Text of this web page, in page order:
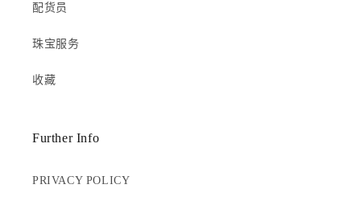
配货员
珠宝服务
收藏
Further Info
PRIVACY POLICY